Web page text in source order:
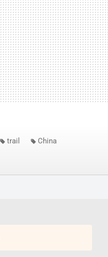
trail China